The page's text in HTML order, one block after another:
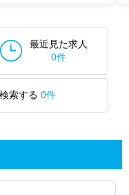
最近見た求人
0件
索する 0件